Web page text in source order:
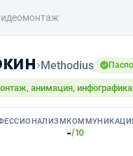
›Methodius
анимация,
-/10